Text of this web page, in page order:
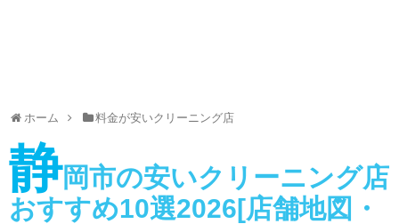
ホーム 料金が安いクリーニング店
静岡市の安いクリーニング店
おすすめ10選2026[店舗地図・